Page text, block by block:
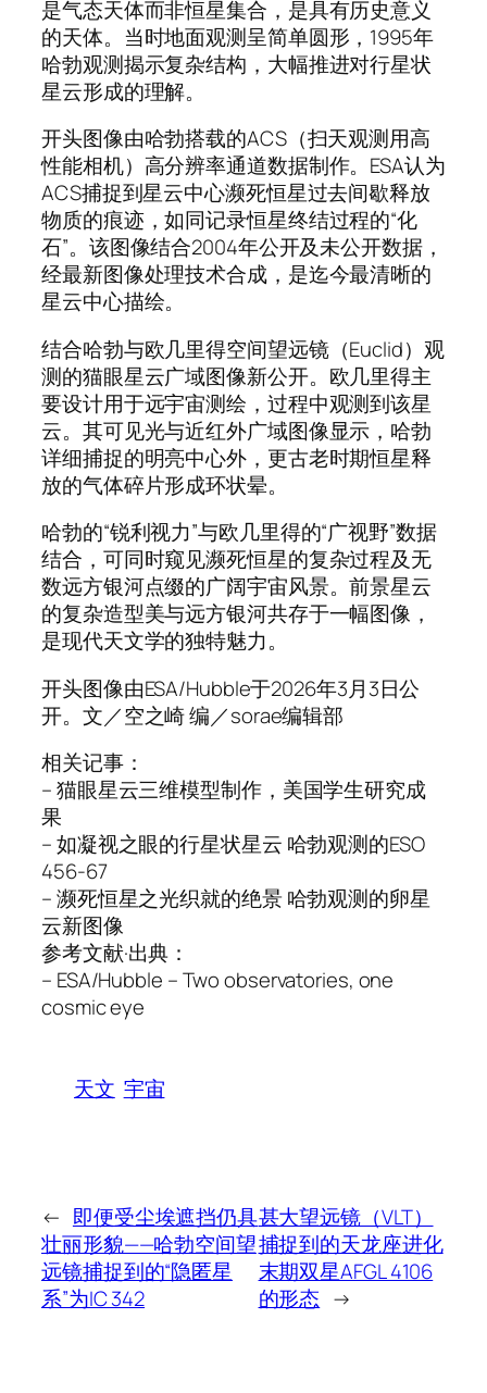
是气态天体而非恒星集合，是具有历史意义
的天体。当时地面观测呈简单圆形，1995年
哈勃观测揭示复杂结构，大幅推进对行星状
星云形成的理解。
开头图像由哈勃搭载的ACS（扫天观测用高
性能相机）高分辨率通道数据制作。ESA认为
ACS捕捉到星云中心濒死恒星过去间歇释放
物质的痕迹，如同记录恒星终结过程的“化
石”。该图像结合2004年公开及未公开数据，
经最新图像处理技术合成，是迄今最清晰的
星云中心描绘。
结合哈勃与欧几里得空间望远镜（Euclid）观
测的猫眼星云广域图像新公开。欧几里得主
要设计用于远宇宙测绘，过程中观测到该星
云。其可见光与近红外广域图像显示，哈勃
详细捕捉的明亮中心外，更古老时期恒星释
放的气体碎片形成环状晕。
哈勃的“锐利视力”与欧几里得的“广视野”数据
结合，可同时窥见濒死恒星的复杂过程及无
数远方银河点缀的广阔宇宙风景。前景星云
的复杂造型美与远方银河共存于一幅图像，
是现代天文学的独特魅力。
开头图像由ESA/Hubble于2026年3月3日公
开。文／空之崎 编／sorae编辑部
相关记事：
– 猫眼星云三维模型制作，美国学生研究成
果
– 如凝视之眼的行星状星云 哈勃观测的ESO
456-67
– 濒死恒星之光织就的绝景 哈勃观测的卵星
云新图像
参考文献·出典：
– ESA/Hubble – Two observatories, one
cosmic eye
天文 宇宙
← 即便受尘埃遮挡仍具
壮丽形貌——哈勃空间望
远镜捕捉到的“隐匿星
系”为IC 342
甚大望远镜（VLT）
捕捉到的天龙座进化
末期双星AFGL 4106
的形态 →